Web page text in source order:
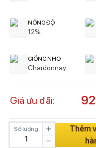
NỒNG ĐỘ
12%
GIỐNG NHO
Chardonnay
Giá ưu đãi:
Số lượng
Thêm